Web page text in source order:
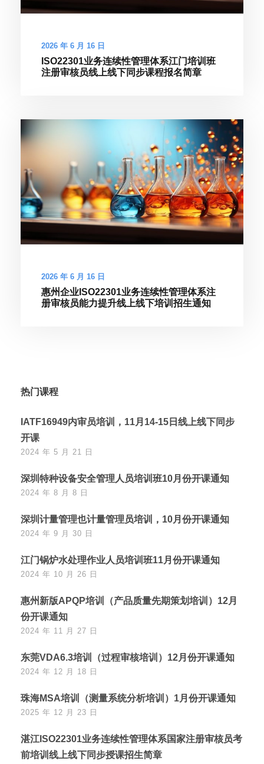
2026 年 6 月 16 日
ISO22301业务连续性管理体系江门培训班
注册审核员线上线下同步课程报名简章
2026 年 6 月 16 日
惠州企业ISO22301业务连续性管理体系注
册审核员能力提升线上线下培训招生通知
热门课程
IATF16949内审员培训，11月14-15日线上线下同步
开课
2024 年 5 月 21 日
深圳特种设备安全管理人员培训班10月份开课通知
2024 年 8 月 8 日
深圳计量管理也计量管理员培训，10月份开课通知
2024 年 9 月 30 日
江门锅炉水处理作业人员培训班11月份开课通知
2024 年 10 月 26 日
惠州新版APQP培训（产品质量先期策划培训）12月
份开课通知
2024 年 11 月 27 日
东莞VDA6.3培训（过程审核培训）12月份开课通知
2024 年 12 月 18 日
珠海MSA培训（测量系统分析培训）1月份开课通知
2025 年 12 月 23 日
湛江ISO22301业务连续性管理体系国家注册审核员考
前培训线上线下同步授课招生简章